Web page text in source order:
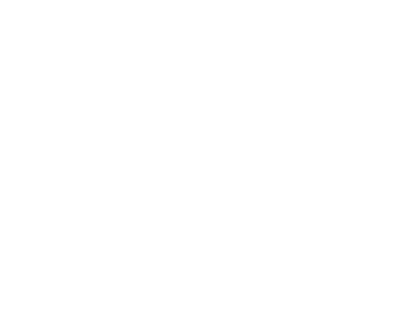
dans l’univers de Houellebecq